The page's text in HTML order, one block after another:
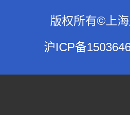
版权所有©上
沪ICP备